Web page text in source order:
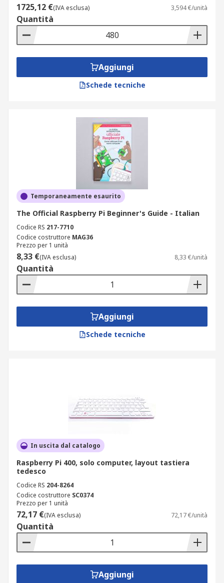
1725,12 €(IVA esclusa) 3,594 €/unità
Quantità
Aggiungi
Schede tecniche
Temporaneamente esaurito
The Official Raspberry Pi Beginner's Guide - Italian
Codice RS 217-7710
Codice costruttore MAG36
Prezzo per 1 unità
8,33 €(IVA esclusa) 8,33 €/unità
Quantità
Aggiungi
Schede tecniche
In uscita dal catalogo
Raspberry Pi 400, solo computer, layout tastiera
tedesco
Codice RS 204-8264
Codice costruttore SC0374
Prezzo per 1 unità
72,17 €(IVA esclusa) 72,17 €/unità
Quantità
Aggiungi